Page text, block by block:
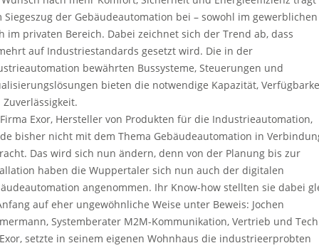
Siegeszug der Gebäudeautomation bei – sowohl im
im privaten Bereich. Dabei zeichnet sich der Trend ab, dass
auf Industriestandards gesetzt wird. Die in der
bewährten Bussysteme, Steuerungen und
bieten die notwendige Kapazität,
Exor, Hersteller von Produkten für die Industrieautomation,
bisher nicht mit dem Thema Gebäudeautomation in
Das wird sich nun ändern, denn von der Planung bis zur
haben die Wuppertaler sich nun auch der digitalen
angenommen. Ihr Know-how stellten sie dabei
auf eher ungewöhnliche Weise unter Beweis: Jochen
Systemberater M2M-Kommunikation, Vertrieb und
setzte in seinem eigenen Wohnhaus die industrieerprobten